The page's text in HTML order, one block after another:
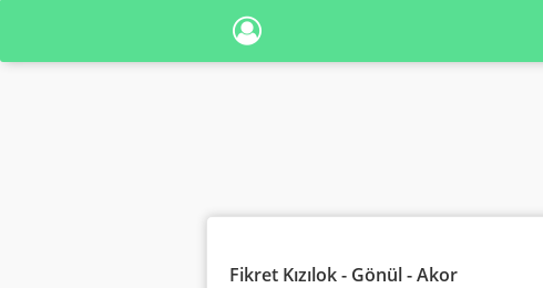
Fikret Kızılok- Gönül - Akor